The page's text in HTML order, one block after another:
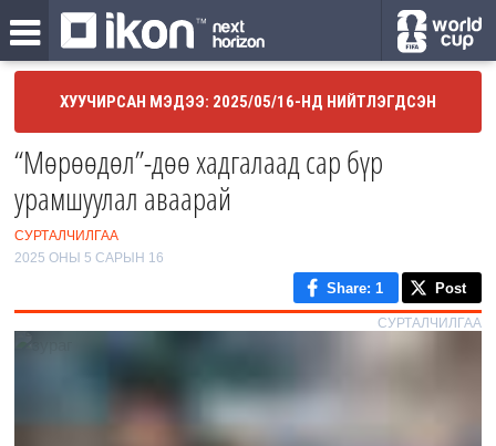
ХУУЧИРСАН МЭДЭЭ: 2025/05/16-НД НИЙТЛЭГДСЭН
“Мөрөөдөл”-дөө хадгалаад сар бүр
урамшуулал аваарай
СУРТАЛЧИЛГАА
2025 ОНЫ 5 САРЫН 16
Share: 1 Post
СУРТАЛЧИЛГАА